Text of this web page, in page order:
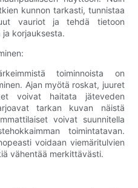
kunnon tarkasti, tunnistaa
vauriot ja tehdä tietoon
korjauksesta.
toiminnoista on
Ajan myötä roskat, juuret
voivat haitata jäteveden
tarkan kuvan näistä
voivat suunnitella
toimintatavan.
voidaan viemäritulvien
vähentää merkittävästi.